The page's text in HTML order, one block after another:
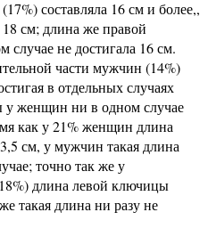
составляла 16 см и более,,
18 см; длина же правой
не достигала 16 см.
части мужчин (14%)
в отдельных случаях
у женщин ни в одном случае
как у 21% женщин длина
см, у мужчин такая длина
точно так же у
длина левой ключицы
такая длина ни разу не